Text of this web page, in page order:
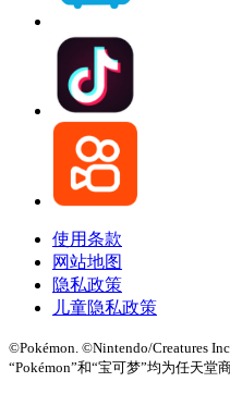
使用条款
网站地图
隐私政策
儿童隐私政策
©Pokémon. ©Nintendo/Creatures
“Pokémon”和“宝可梦”均为任天堂商